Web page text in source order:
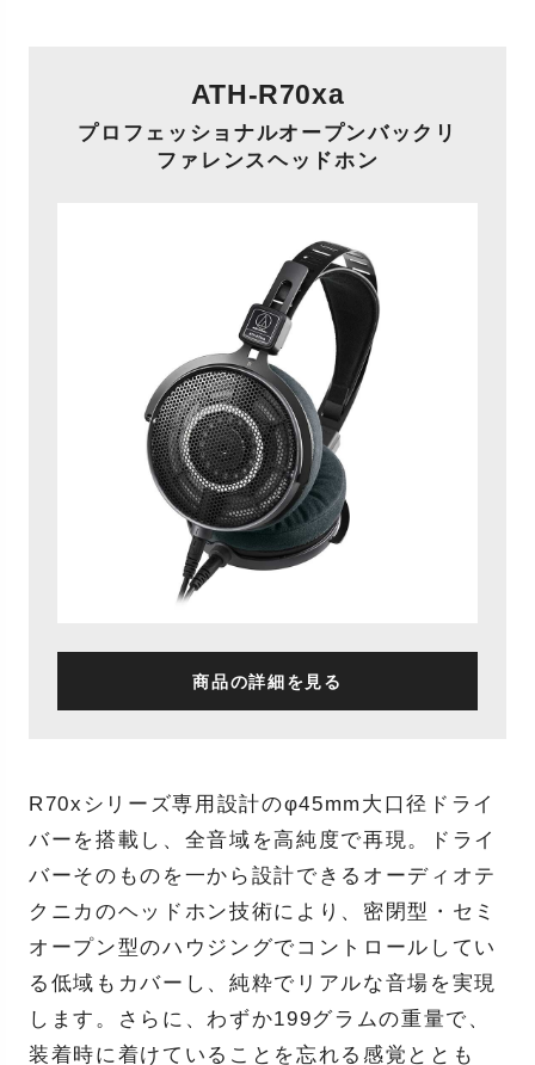
ATH-R70xa
プロフェッショナルオープンバックリ
ファレンスヘッドホン
商品の詳細を見る
R70xシリーズ専用設計のφ45mm大口径ドライ
バーを搭載し、全音域を高純度で再現。ドライ
バーそのものを一から設計できるオーディオテ
クニカのヘッドホン技術により、密閉型・セミ
オープン型のハウジングでコントロールしてい
る低域もカバーし、純粋でリアルな音場を実現
します。さらに、わずか199グラムの重量で、
装着時に着けていることを忘れる感覚ととも